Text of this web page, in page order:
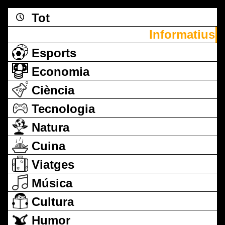
Tot
Informatius
Esports
Economia
Ciència
Tecnologia
Natura
Cuina
Viatges
Música
Cultura
Humor